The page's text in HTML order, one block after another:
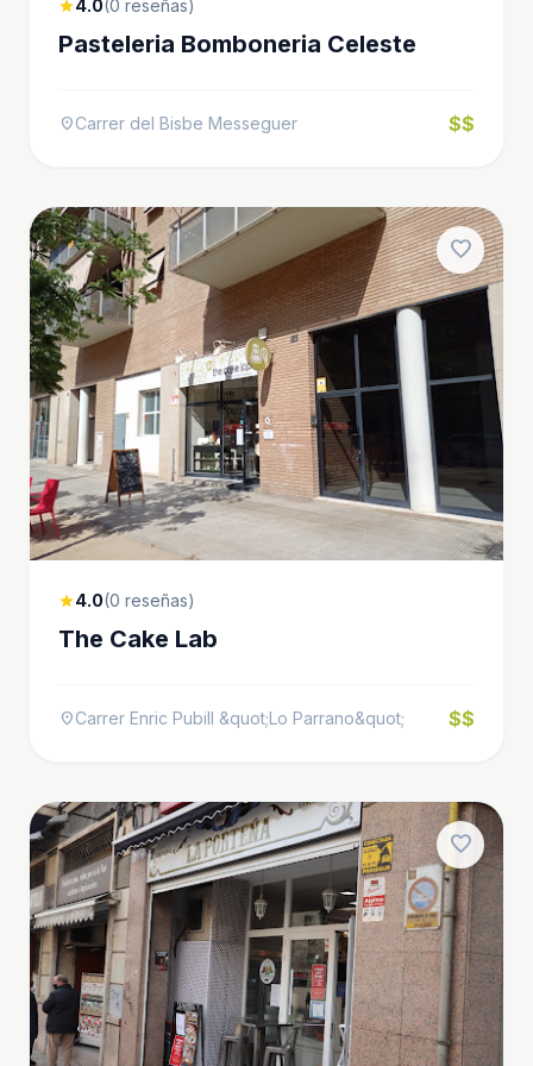
star4.0(0 reseñas)
Pasteleria Bomboneria Celeste
location_onCarrer del Bisbe Messeguer $$
favorite
star4.0(0 reseñas)
The Cake Lab
location_onCarrer Enric Pubill &quot;Lo Parrano&quot; $$
favorite